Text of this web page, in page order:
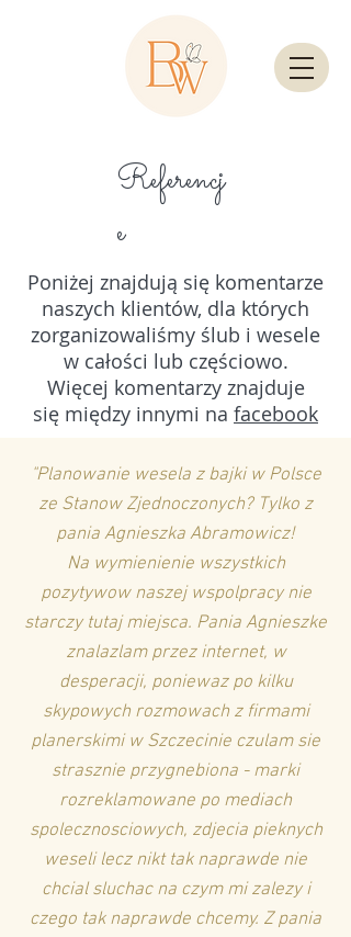
Referencj
e
Poniżej znajdują się komentarze
naszych klientów, dla których
zorganizowaliśmy ślub i wesele
w całości lub częściowo.
Więcej komentarzy znajduje
się między innymi na facebook
"Planowanie wesela z bajki w Polsce
ze Stanow Zjednoczonych? Tylko z
pania Agnieszka Abramowicz!
Na wymienienie wszystkich
pozytywow naszej wspolpracy nie
starczy tutaj miejsca. Pania Agnieszke
znalazlam przez internet, w
desperacji, poniewaz po kilku
skypowych rozmowach z firmami
planerskimi w Szczecinie czulam sie
strasznie przygnebiona - marki
rozreklamowane po mediach
spolecznosciowych, zdjecia pieknych
weseli lecz nikt tak naprawde nie
chcial sluchac na czym mi zalezy i
czego tak naprawde chcemy. Z pania